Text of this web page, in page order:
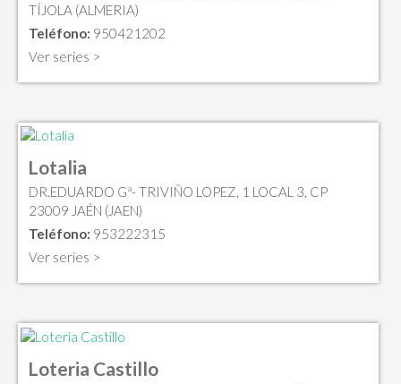
TÍJOLA (ALMERIA)
Teléfono: 950421202
Ver series >
Lotalia
DR.EDUARDO Gª- TRIVIÑO LOPEZ, 1 LOCAL 3, CP
23009 JAÉN (JAEN)
Teléfono: 953222315
Ver series >
Loteria Castillo